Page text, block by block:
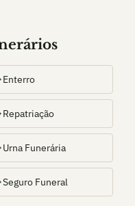
Enterro
Repatriação
Urna Funerária
Seguro Funeral